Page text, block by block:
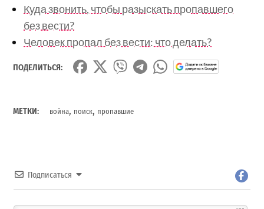
Куда звонить, чтобы разыскать пропавшего
без вести?
Человек пропал без вести: что делать?
ПОДЕЛИТЬСЯ:
МЕТКИ: война, поиск, пропавшие
Подписаться